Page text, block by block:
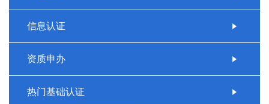
信息认证
资质申办
热门基础认证